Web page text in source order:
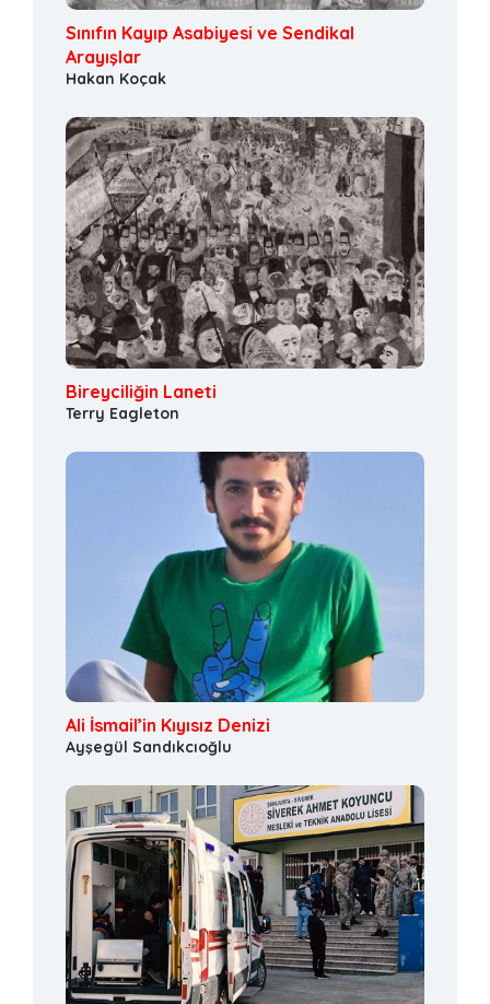
Sınıfın Kayıp Asabiyesi ve Sendikal
Arayışlar
Hakan Koçak
Bireyciliğin Laneti
Terry Eagleton
Ali İsmail’in Kıyısız Denizi
Ayşegül Sandıkcıoğlu